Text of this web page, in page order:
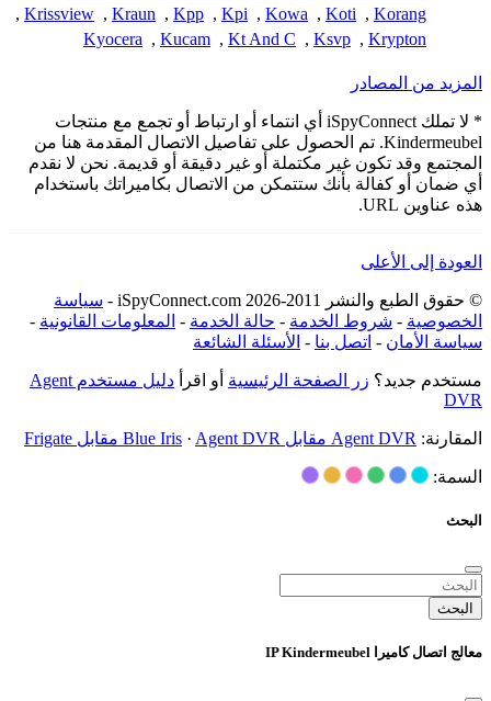
Korang
,
Koti
,
Kowa
,
Kpi
,
Kpp
,
Kraun
,
Krissview
,
Krypton
,
Ksvp
,
Kt And C
,
Kucam
,
Kyocera
المزيد من المصادر
* لا تملك iSpyConnect أي انتماء أو ارتباط أو تجمع مع منتجات
Kindermeubel. تم الحصول على تفاصيل الاتصال المقدمة هنا من
المجتمع وقد تكون غير مكتملة أو غير دقيقة أو قديمة. نحن لا نقدم
أي ضمان أو كفالة بأنك ستتمكن من الاتصال بكاميراتك باستخدام
هذه عناوين URL.
العودة إلى الأعلى
© حقوق الطبع والنشر 2011-2026 iSpyConnect.com -
سياسة
الخصوصية - شروط الخدمة - حالة الخدمة - المعلومات القانونية -
سياسة الأمان - اتصل بنا - الأسئلة الشائعة
مستخدم جديد؟ زر الصفحة الرئيسية أو اقرأ
دليل مستخدم Agent
DVR
المقارنة: Agent DVR مقابل Blue Iris · Agent DVR مقابل Frigate
السمة:
البحث
البحث
معالج اتصال كاميرا IP Kindermeubel